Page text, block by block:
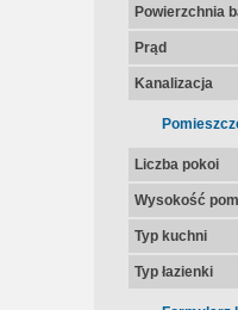
Powierzchnia
Prąd
Kanalizacja
Liczba pokoi
Wysokość
Typ kuchni
Typ łazienki